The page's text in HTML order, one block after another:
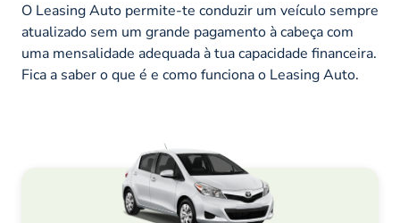
O Leasing Auto permite-te conduzir um veículo sempre
atualizado sem um grande pagamento à cabeça com
uma mensalidade adequada à tua capacidade financeira.
Fica a saber o que é e como funciona o Leasing Auto.